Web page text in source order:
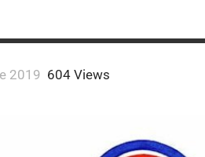
2019 604 Views